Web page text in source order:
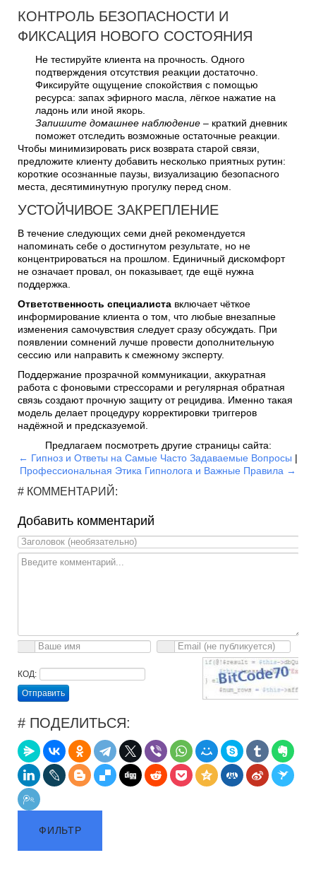
КОНТРОЛЬ БЕЗОПАСНОСТИ И
ФИКСАЦИЯ НОВОГО СОСТОЯНИЯ
Не тестируйте клиента на прочность. Одного
подтверждения отсутствия реакции достаточно.
Фиксируйте ощущение спокойствия с помощью
ресурса: запах эфирного масла, лёгкое нажатие на
ладонь или иной якорь.
Запишите домашнее наблюдение – краткий дневник
поможет отследить возможные остаточные реакции.
Чтобы минимизировать риск возврата старой связи,
предложите клиенту добавить несколько приятных рутин:
короткие осознанные паузы, визуализацию безопасного
места, десятиминутную прогулку перед сном.
УСТОЙЧИВОЕ ЗАКРЕПЛЕНИЕ
В течение следующих семи дней рекомендуется
напоминать себе о достигнутом результате, но не
концентрироваться на прошлом. Единичный дискомфорт
не означает провал, он показывает, где ещё нужна
поддержка.
Ответственность специалиста включает чёткое
информирование клиента о том, что любые внезапные
изменения самочувствия следует сразу обсуждать. При
появлении сомнений лучше провести дополнительную
сессию или направить к смежному эксперту.
Поддержание прозрачной коммуникации, аккуратная
работа с фоновыми стрессорами и регулярная обратная
связь создают прочную защиту от рецидива. Именно такая
модель делает процедуру корректировки триггеров
надёжной и предсказуемой.
Предлагаем посмотреть другие страницы сайта:
← Гипноз и Ответы на Самые Часто Задаваемые Вопросы |
Профессиональная Этика Гипнолога и Важные Правила →
# КОММЕНТАРИЙ:
Добавить комментарий
КОД:
Отправить
# ПОДЕЛИТЬСЯ:
ФИЛЬТР